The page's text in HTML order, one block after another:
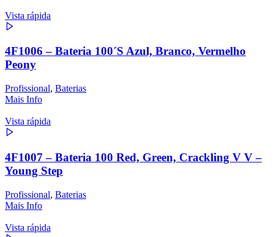
Vista rápida
4F1006 – Bateria 100´S Azul, Branco, Vermelho
Peony
Profissional, Baterias
Mais Info
Vista rápida
4F1007 – Bateria 100 Red, Green, Crackling V V –
Young Step
Profissional, Baterias
Mais Info
Vista rápida